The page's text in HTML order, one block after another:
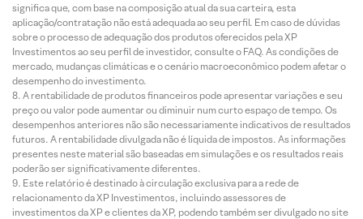
significa que, com base na composição atual da sua carteira, esta
aplicação/contratação não está adequada ao seu perfil. Em caso de dúvidas
sobre o processo de adequação dos produtos oferecidos pela XP
Investimentos ao seu perfil de investidor, consulte o FAQ. As condições de
mercado, mudanças climáticas e o cenário macroeconômico podem afetar o
desempenho do investimento.
A rentabilidade de produtos financeiros pode apresentar variações e seu
preço ou valor pode aumentar ou diminuir num curto espaço de tempo. Os
desempenhos anteriores não são necessariamente indicativos de resultados
futuros. A rentabilidade divulgada não é líquida de impostos. As informações
presentes neste material são baseadas em simulações e os resultados reais
poderão ser significativamente diferentes.
Este relatório é destinado à circulação exclusiva para a rede de
relacionamento da XP Investimentos, incluindo assessores de
investimentos da XP e clientes da XP, podendo também ser divulgado no site